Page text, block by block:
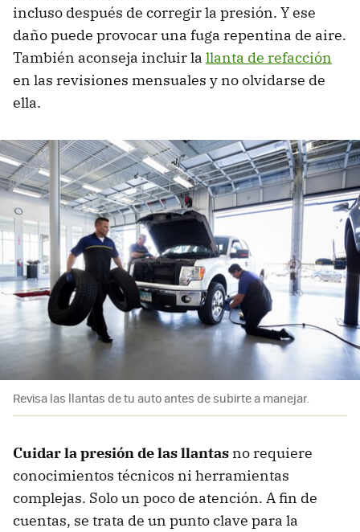
incluso después de corregir la presión. Y ese
daño puede provocar una fuga repentina de aire.
También aconseja incluir la llanta de refacción
en las revisiones mensuales y no olvidarse de
ella.
Revisa las llantas de tu auto antes de subirte a manejar.
Cuidar la presión de las llantas no requiere
conocimientos técnicos ni herramientas
complejas. Solo un poco de atención. A fin de
cuentas, se trata de un punto clave para la